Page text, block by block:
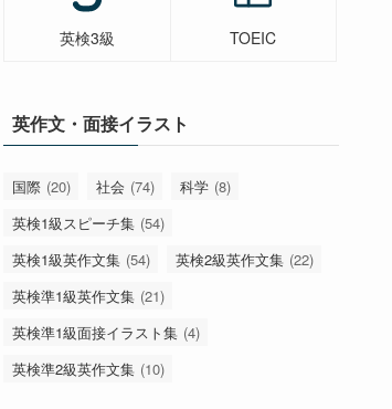
英検3級 TOEIC
英作文・面接イラスト
国際 (20) 社会 (74) 科学 (8)
英検1級スピーチ集 (54)
英検1級英作文集 (54) 英検2級英作文集 (22)
英検準1級英作文集 (21)
英検準1級面接イラスト集 (4)
英検準2級英作文集 (10)